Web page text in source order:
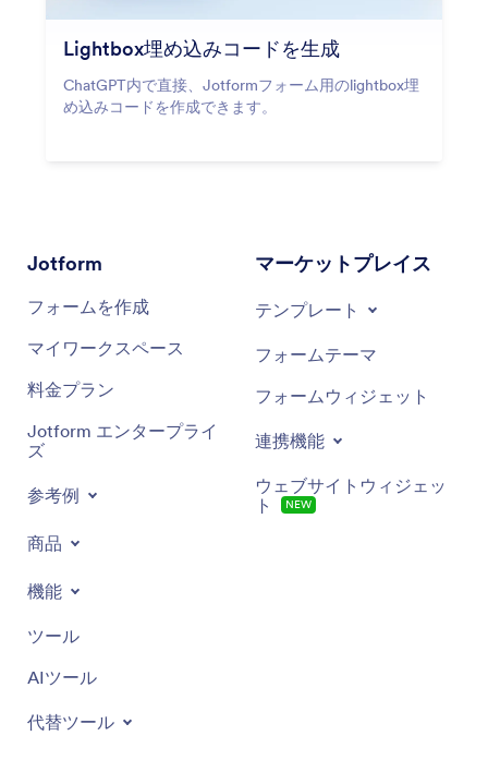
Lightbox埋め込みコードを生成
ChatGPT内で直接、Jotformフォーム用のlightbox埋
め込みコードを作成できます。
Jotform
フォームを作成
マイワークスペース
料金プラン
Jotform エンタープライ
ズ
参考例
商品
機能
ツール
AIツール
代替ツール
マーケットプレイス
テンプレート
フォームテーマ
フォームウィジェット
連携機能
ウェブサイトウィジェッ
ト
NEW